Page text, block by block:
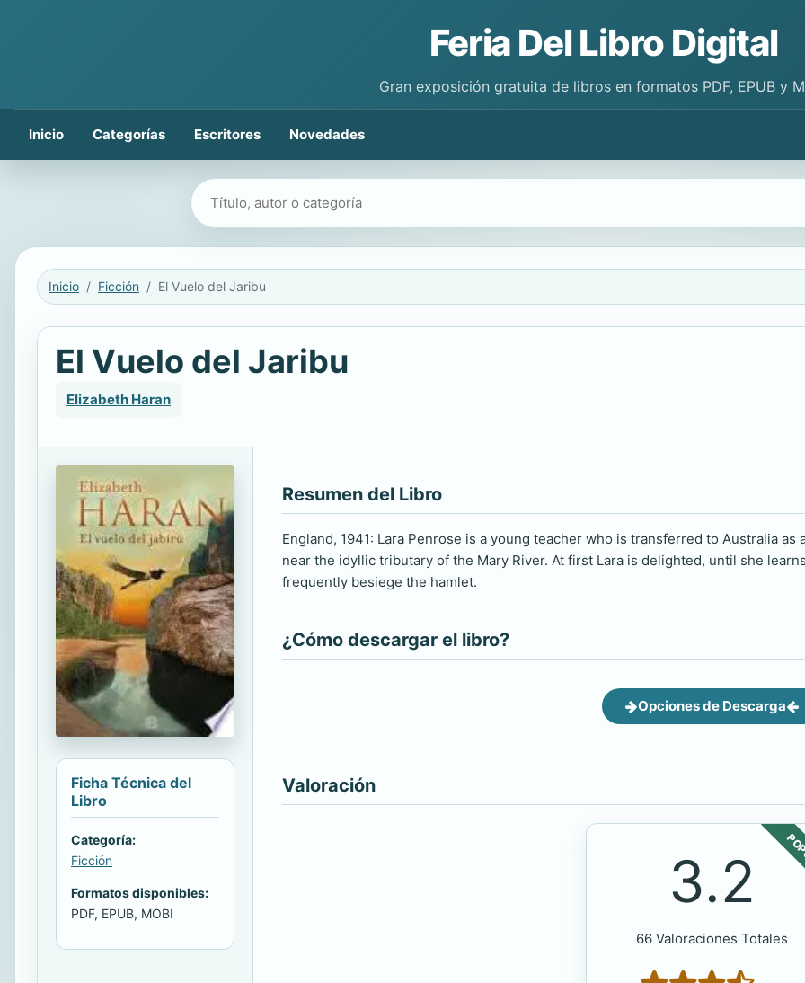
Feria Del Libro Digital
Gran exposición gratuita de libros en formatos PDF, EPUB y
Inicio Categorías Escritores Novedades
Buscar libros
Inicio Ficción El Vuelo del Jaribu
El Vuelo del Jaribu
Elizabeth Haran
Ficha Técnica del
Libro
Categoría:
Ficción
Formatos disponibles:
PDF, EPUB, MOBI
Resumen del Libro
England, 1941: Lara Penrose is a young teacher who is transferred to Australia
near the idyllic tributary of the Mary River. At first Lara is delighted, until she
frequently besiege the hamlet.
¿Cómo descargar el libro?
Opciones de Descarga
Valoración
3.2
66 Valoraciones Totales